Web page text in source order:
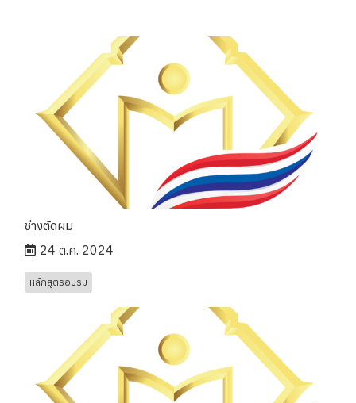
ช่างตัดผม
24 ต.ค. 2024
หลักสูตรอบรม